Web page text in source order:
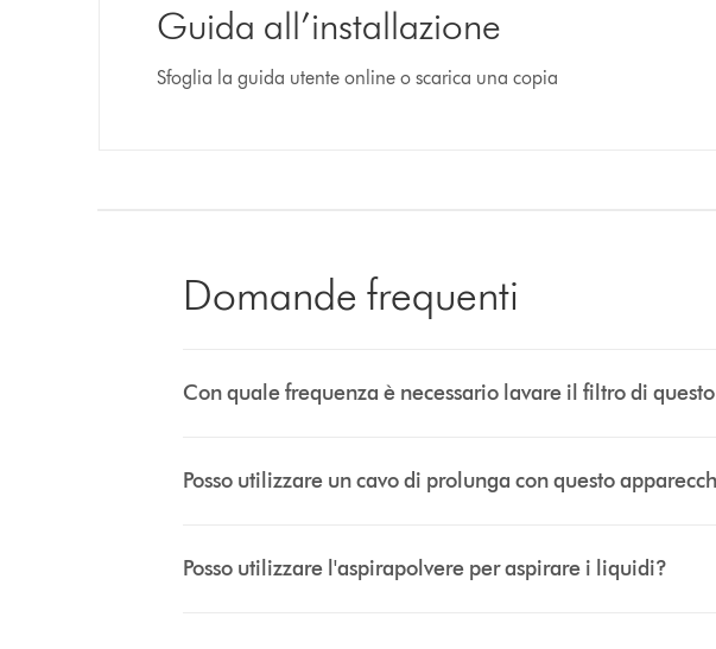
Guida all’installazione
Sfoglia la guida utente online o scarica una copia
Domande frequenti
Con quale frequenza è necessario lavare il filtro di
Posso utilizzare un cavo di prolunga con questo
Posso utilizzare l'aspirapolvere per aspirare i liquidi?